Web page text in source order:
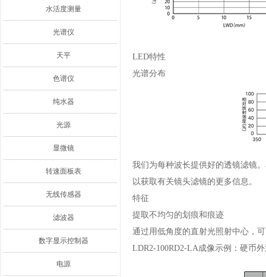
水活度测量
光谱仪
天平
色谱仪
纯水器
光源
显微镜
转速面板表
无线传感器
滤波器
数字显示控制器
电源
LED特性
光谱分布
我们为每种波长提供好的透镜滤镜
以获取有关镜头滤镜的更多信息。
特征
提取不均匀的划痕和痕迹
通过用低角度的直射光照射中心，
LDR2-100RD2-LA成像示例：硬币